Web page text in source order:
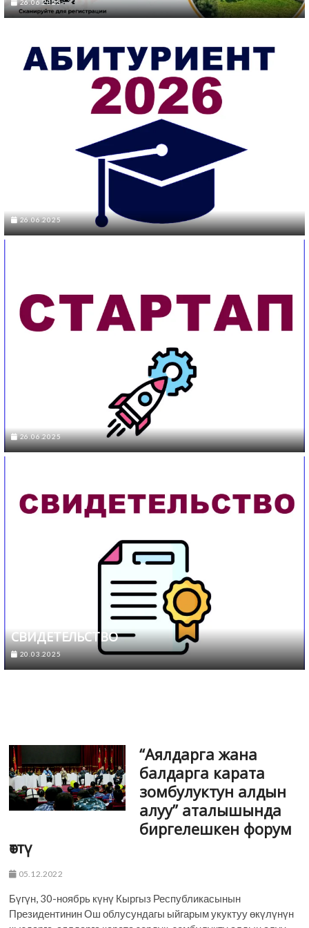
26.06.2025
26.06.2025
26.06.2025
СВИДЕТЕЛЬСТВО
20.03.2025
“Аялдарга жана
балдарга карата
зомбулуктун алдын
алуу” аталышында
биргелешкен форум
өттү
05.12.2022
Бүгүн, 30-ноябрь күнү Кыргыз Республикасынын
Президентинин Ош облусундагы ыйгарым укуктуу өкүлүнүн